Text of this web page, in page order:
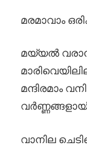
മരമാവാം
മയ്യൽ
മന്ദിരമാം
വാനില